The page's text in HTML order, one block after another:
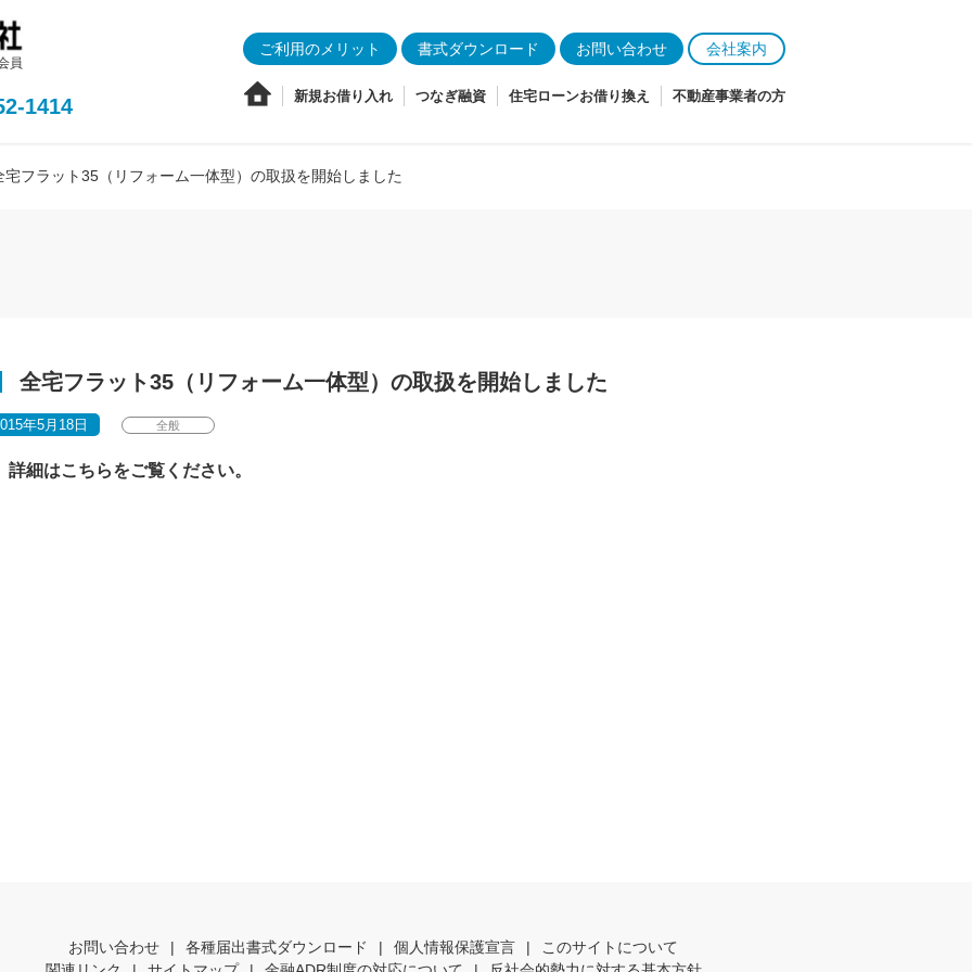
員
1414
ご利用のメリット 書式ダウンロード お問い合わせ 会社案内
新規お借り入れ つなぎ融資 住宅ローンお借り換え 不動産事業者の方
宅フラット35（リフォーム一体型）の取扱を開始しました
全宅フラット35（リフォーム一体型）の取扱を開始しました
年5月18日 全般
詳細はこちらをご覧ください。
お問い合わせ | 各種届出書式ダウンロード | 個人情報保護宣言 |
このサイトについて